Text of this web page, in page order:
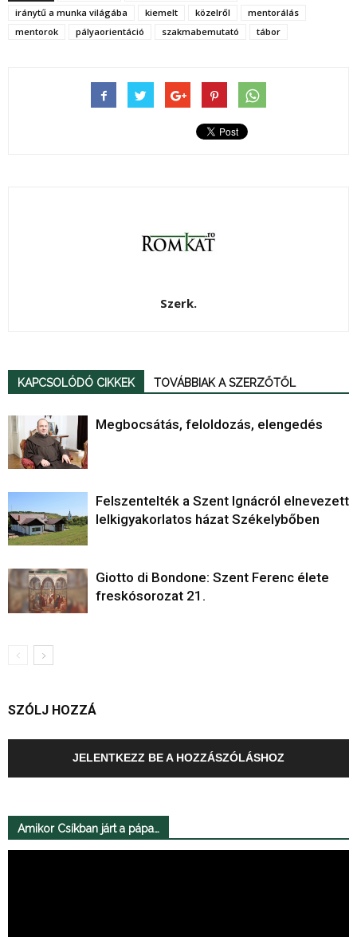
iránytű a munka világába
kiemelt közelről
mentorálás
mentorok
pályaorientáció szakmabemutató tábor
Szerk.
KAPCSOLÓDÓ CIKKEK TOVÁBBIAK A SZERZŐTŐL
Megbocsátás, feloldozás, elengedés
Felszentelték a Szent Ignácról elnevezett
lelkigyakorlatos házat Székelybőben
Giotto di Bondone: Szent Ferenc élete
freskósorozat 21.
SZÓLJ HOZZÁ
JELENTKEZZ BE A HOZZÁSZÓLÁSHOZ
Amikor Csíkban járt a pápa…